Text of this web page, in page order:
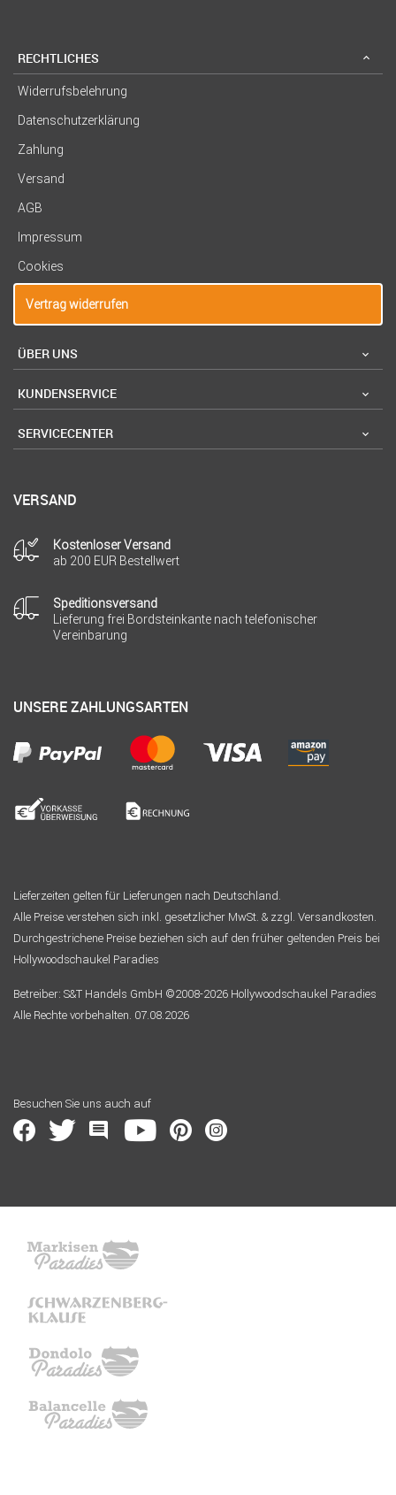
RECHTLICHES
Widerrufsbelehrung
Datenschutzerklärung
Zahlung
Versand
AGB
Impressum
Cookies
Vertrag widerrufen
ÜBER UNS
KUNDENSERVICE
SERVICECENTER
VERSAND
Kostenloser Versand
ab 200 EUR Bestellwert
Speditionsversand
Lieferung frei Bordsteinkante nach telefonischer
Vereinbarung
UNSERE ZAHLUNGSARTEN
Lieferzeiten gelten für Lieferungen nach Deutschland.
Alle Preise verstehen sich inkl. gesetzlicher MwSt. & zzgl. Versandkosten.
Durchgestrichene Preise beziehen sich auf den früher geltenden Preis bei
Hollywoodschaukel Paradies
Betreiber: S&T Handels GmbH ©2008-2026 Hollywoodschaukel Paradies
Alle Rechte vorbehalten. 07.08.2026
Besuchen Sie uns auch auf